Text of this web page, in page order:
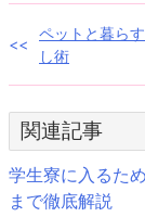
ィ
ド
ウ
で
き
す)
く
だ
さ
い
ィ
ン
ド
ウ
で
開
き
ま
投
稿
ナ
ビ
ゲ
ペットと暮ら
し術
関連記事
学生寮に入るた
まで徹底解説